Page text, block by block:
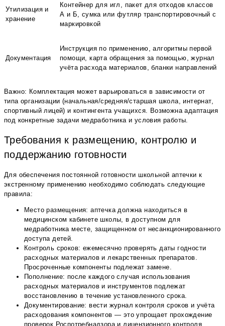
Утилизация и
хранение
Контейнер для игл, пакет для отходов классов
А и Б, сумка или футляр транспортировочный с
маркировкой
Документация
Инструкция по применению, алгоритмы первой
помощи, карта обращения за помощью, журнал
учёта расхода материалов, бланки направлений
Важно: Комплектация может варьироваться в зависимости от
типа организации (начальная/средняя/старшая школа, интернат,
спортивный лицей) и контингента учащихся. Возможна адаптация
под конкретные задачи медработника и условия работы.
Требования к размещению, контролю и
поддержанию готовности
Для обеспечения постоянной готовности школьной аптечки к
экстренному применению необходимо соблюдать следующие
правила:
Место размещения: аптечка должна находиться в
медицинском кабинете школы, в доступном для
медработника месте, защищенном от несанкционированного
доступа детей.
Контроль сроков: ежемесячно проверять даты годности
расходных материалов и лекарственных препаратов.
Просроченные компоненты подлежат замене.
Пополнение: после каждого случая использования
расходных материалов и инструментов подлежат
восстановлению в течение установленного срока.
Документирование: вести журнал контроля сроков и учёта
расходования компонентов — это упрощает прохождение
проверок Роспотребнадзора и лицензионного контроля.